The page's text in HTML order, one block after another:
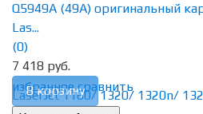
избранное сравнить
Q5949A (49A) оригинальный
Las...
(0)
7 418 руб.
В корзину